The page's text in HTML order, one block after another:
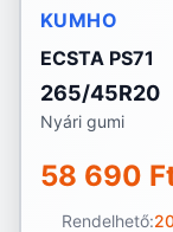
KUMHO
ECSTA PS71
265/45R20
Nyári gumi
58 690
Rendelhető: